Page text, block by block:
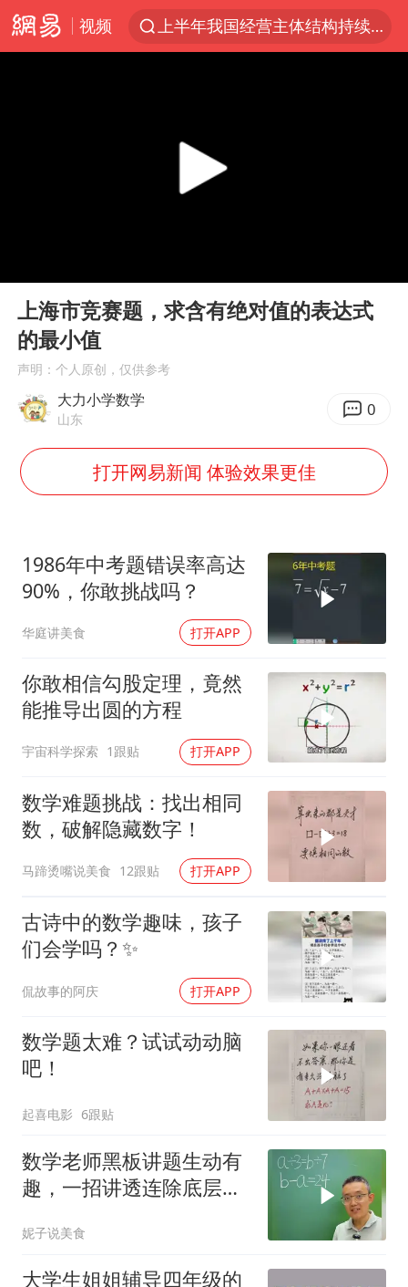
视频
上半年我国经营主体结构持续优化
上海暴雨红色预警
上门女婿出轨女邻居多年被判重婚罪
以军士兵把枪口对准中国记者
王艺迪2-4不敌张本美和止步4强
于东来直播和胖东来核心团队开会
2025年小学教师减少13.19万
笔试第一被劝弃考涉事副校长被撤职
上海有出现龙卷潜势
Play
上海市竞赛题，求含有绝对值的表达式
的最小值
声明：个人原创，仅供参考
大力小学数学
山东 0
打开网易新闻 体验效果更佳
1986年中考题错误率高达
90%，你敢挑战吗？
华庭讲美食 打开APP
你敢相信勾股定理，竟然
能推导出圆的方程
宇宙科学探索 1跟贴 打开APP
数学难题挑战：找出相同
数，破解隐藏数字！
马蹄烫嘴说美食 12跟贴 打开APP
古诗中的数学趣味，孩子
们会学吗？✨
侃故事的阿庆 打开APP
数学题太难？试试动动脑
吧！
起喜电影 6跟贴
数学老师黑板讲题生动有
趣，一招讲透连除底层逻
妮子说美食
大学生姐姐辅导四年级的